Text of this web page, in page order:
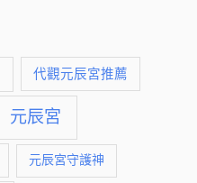
代觀元辰宮推薦
元辰宮
元辰宮守護神